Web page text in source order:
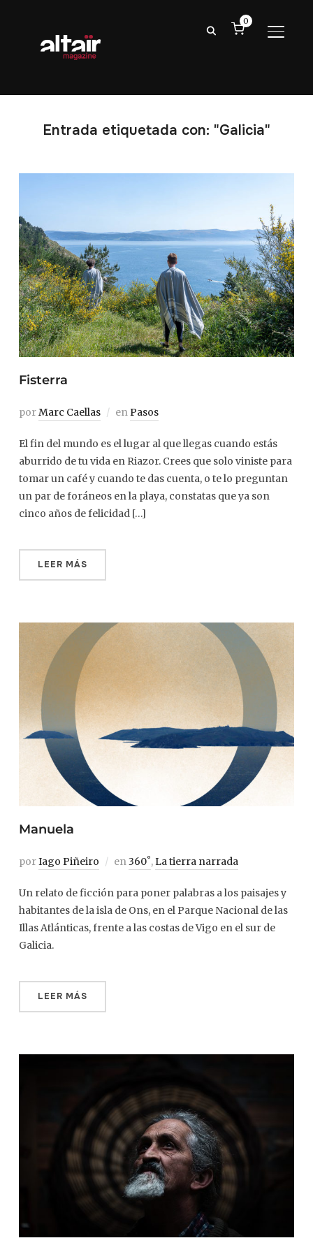
0
Entrada etiquetada con: "Galicia"
Fisterra
porMarc Caellas enPasos
El fin del mundo es el lugar al que llegas cuando estás
aburrido de tu vida en Riazor. Crees que solo viniste para
tomar un café y cuando te das cuenta, o te lo preguntan
un par de foráneos en la playa, constatas que ya son
cinco años de felicidad […]
LEER MÁS
Manuela
porIago Piñeiro en360˚,La tierra narrada
Un relato de ficción para poner palabras a los paisajes y
habitantes de la isla de Ons, en el Parque Nacional de las
Illas Atlánticas, frente a las costas de Vigo en el sur de
Galicia.
LEER MÁS